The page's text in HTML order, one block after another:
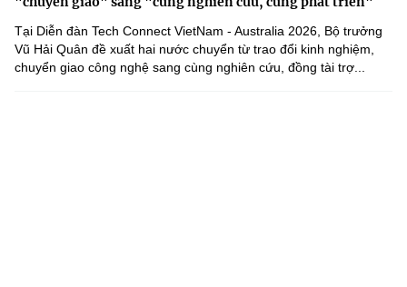
Tại Diễn đàn Tech Connect VietNam - Australia 2026, Bộ trưởng
Vũ Hải Quân đề xuất hai nước chuyển từ trao đổi kinh nghiệm,
chuyển giao công nghệ sang cùng nghiên cứu, đồng tài trợ...